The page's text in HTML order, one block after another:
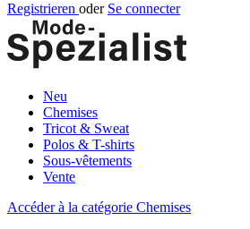
Registrieren oder Se connecter
Neu
Chemises
Tricot & Sweat
Polos & T-shirts
Sous-vêtements
Vente
Accéder à la catégorie Chemises